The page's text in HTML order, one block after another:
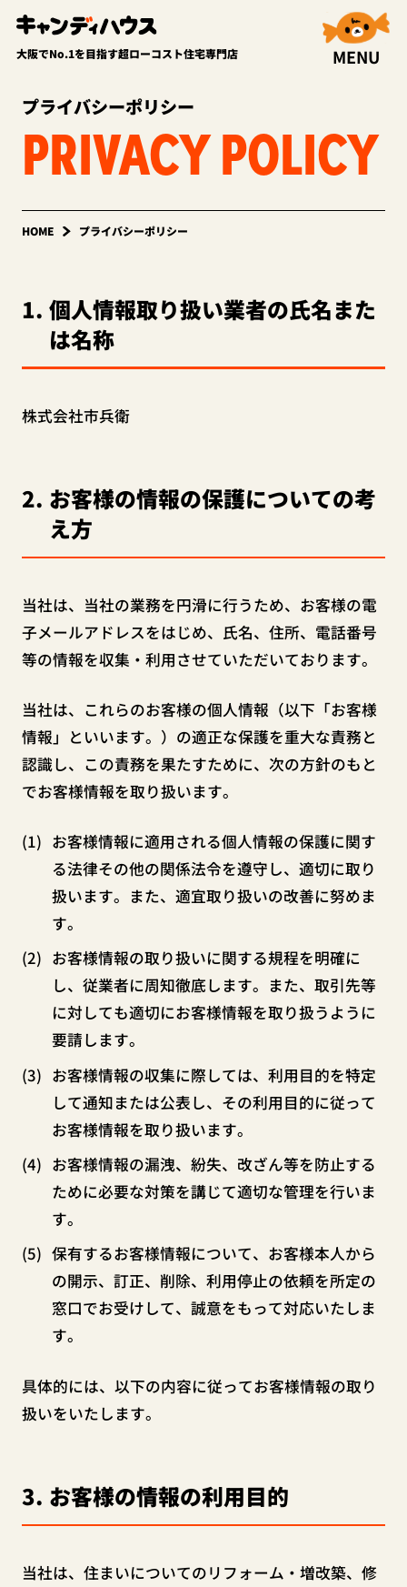
大阪でNo.1を目指す超ローコスト住宅専門店 MENU
プライバシーポリシー
PRIVACY POLICY
HOME プライバシーポリシー
1 個人情報取り扱い業者の氏名また
は名称
株式会社市兵衛
2 お客様の情報の保護についての考
え方
当社は、当社の業務を円滑に行うため、お客様の電
子メールアドレスをはじめ、氏名、住所、電話番号
等の情報を収集・利用させていただいております。
当社は、これらのお客様の個人情報（以下「お客様
情報」といいます。）の適正な保護を重大な責務と
認識し、この責務を果たすために、次の方針のもと
でお客様情報を取り扱います。
お客様情報に適用される個人情報の保護に関す
る法律その他の関係法令を遵守し、適切に取り
扱います。また、適宜取り扱いの改善に努めま
す。
お客様情報の取り扱いに関する規程を明確に
し、従業者に周知徹底します。また、取引先等
に対しても適切にお客様情報を取り扱うように
要請します。
お客様情報の収集に際しては、利用目的を特定
して通知または公表し、その利用目的に従って
お客様情報を取り扱います。
お客様情報の漏洩、紛失、改ざん等を防止する
ために必要な対策を講じて適切な管理を行いま
す。
保有するお客様情報について、お客様本人から
の開示、訂正、削除、利用停止の依頼を所定の
窓口でお受けして、誠意をもって対応いたしま
す。
具体的には、以下の内容に従ってお客様情報の取り
扱いをいたします。
3 お客様の情報の利用目的
当社は、住まいについてのリフォーム・増改築、修